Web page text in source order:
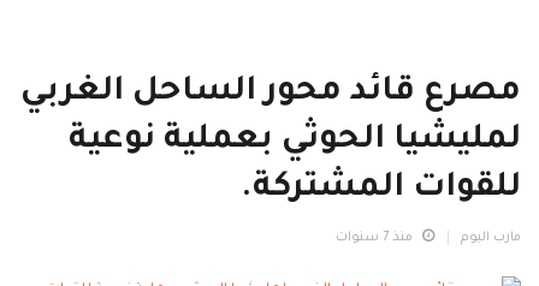
مصرع قائد محور الساحل الغربي
لمليشيا الحوثي بعملية نوعية
للقوات المشتركة.
مارب اليوم منذ 7 سنوات